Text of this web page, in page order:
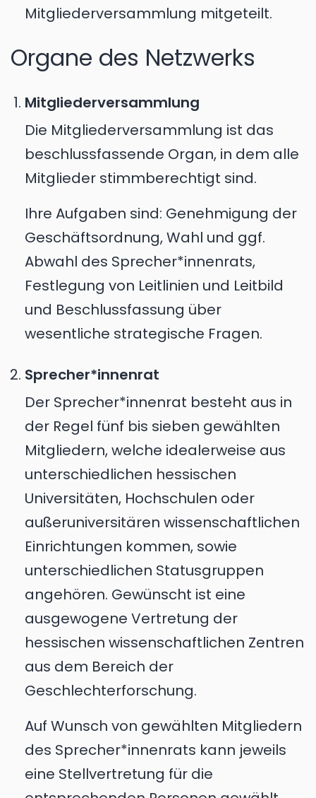
Mitgliederversammlung mitgeteilt.
Organe des Netzwerks
Mitgliederversammlung
Die Mitgliederversammlung ist das
beschlussfassende Organ, in dem alle
Mitglieder stimmberechtigt sind.
Ihre Aufgaben sind: Genehmigung der
Geschäftsordnung, Wahl und ggf.
Abwahl des Sprecher*innenrats,
Festlegung von Leitlinien und Leitbild
und Beschlussfassung über
wesentliche strategische Fragen.
Sprecher*innenrat
Der Sprecher*innenrat besteht aus in
der Regel fünf bis sieben gewählten
Mitgliedern, welche idealerweise aus
unterschiedlichen hessischen
Universitäten, Hochschulen oder
außeruniversitären wissenschaftlichen
Einrichtungen kommen, sowie
unterschiedlichen Statusgruppen
angehören. Gewünscht ist eine
ausgewogene Vertretung der
hessischen wissenschaftlichen Zentren
aus dem Bereich der
Geschlechterforschung.
Auf Wunsch von gewählten Mitgliedern
des Sprecher*innenrats kann jeweils
eine Stellvertretung für die